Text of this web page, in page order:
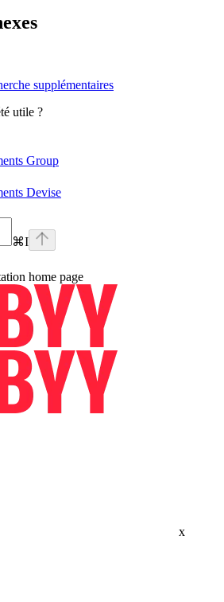
supplémentaires
utile ?
Group
Devise
⌘I
home page
x